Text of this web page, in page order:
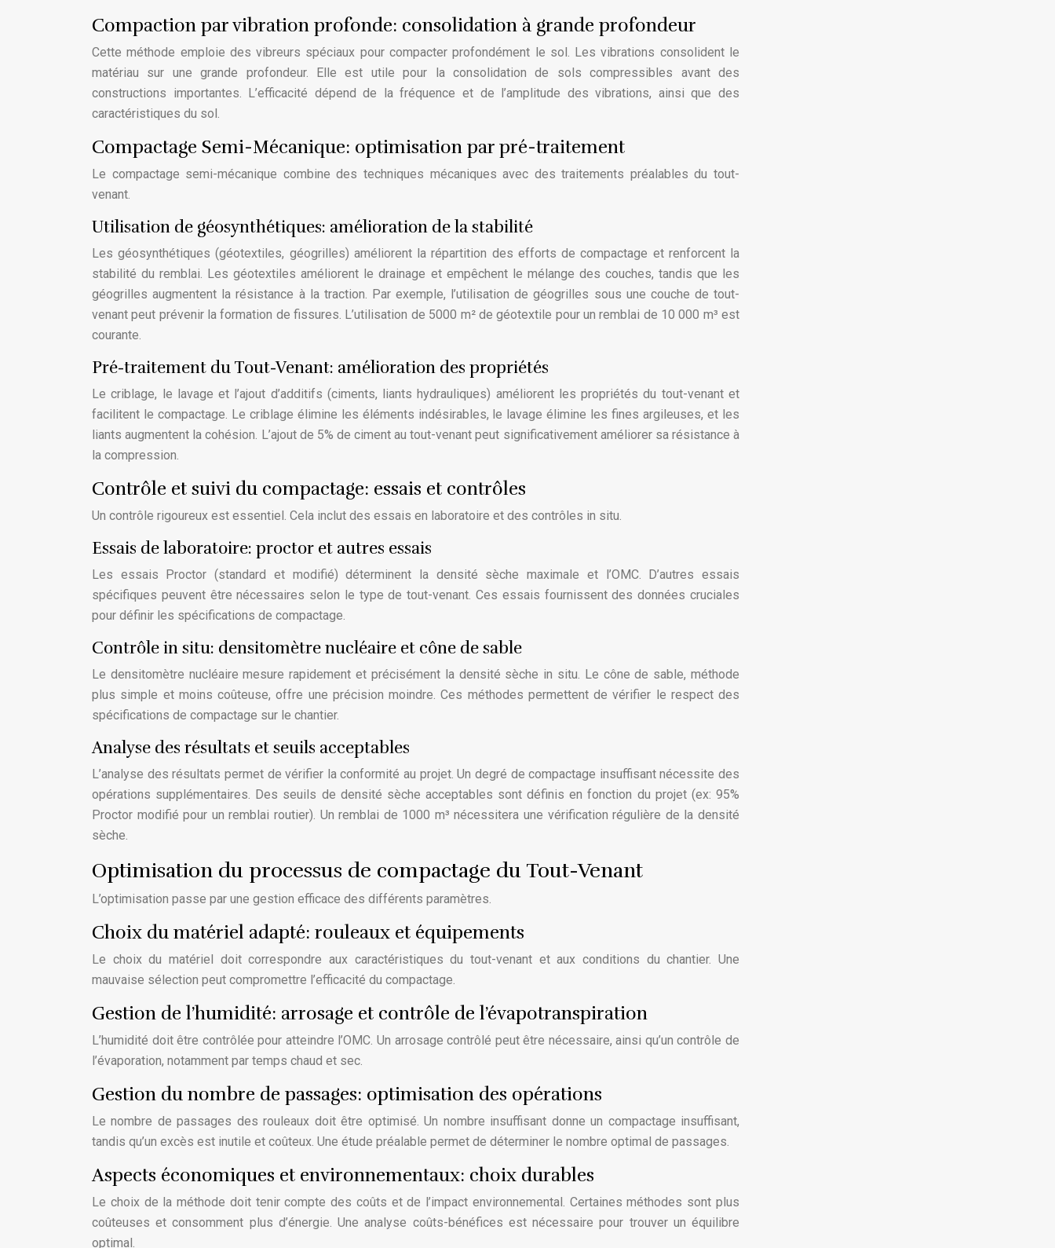
Compaction par vibration profonde: consolidation à grande profondeur
Cette méthode emploie des vibreurs spéciaux pour compacter profondément le sol. Les vibrations consolident le
matériau sur une grande profondeur. Elle est utile pour la consolidation de sols compressibles avant des
constructions importantes. L’efficacité dépend de la fréquence et de l’amplitude des vibrations, ainsi que des
caractéristiques du sol.
Compactage Semi-Mécanique: optimisation par pré-traitement
Le compactage semi-mécanique combine des techniques mécaniques avec des traitements préalables du tout-
venant.
Utilisation de géosynthétiques: amélioration de la stabilité
Les géosynthétiques (géotextiles, géogrilles) améliorent la répartition des efforts de compactage et renforcent la
stabilité du remblai. Les géotextiles améliorent le drainage et empêchent le mélange des couches, tandis que les
géogrilles augmentent la résistance à la traction. Par exemple, l’utilisation de géogrilles sous une couche de tout-
venant peut prévenir la formation de fissures. L’utilisation de 5000 m² de géotextile pour un remblai de 10 000 m³ est
courante.
Pré-traitement du Tout-Venant: amélioration des propriétés
Le criblage, le lavage et l’ajout d’additifs (ciments, liants hydrauliques) améliorent les propriétés du tout-venant et
facilitent le compactage. Le criblage élimine les éléments indésirables, le lavage élimine les fines argileuses, et les
liants augmentent la cohésion. L’ajout de 5% de ciment au tout-venant peut significativement améliorer sa résistance à
la compression.
Contrôle et suivi du compactage: essais et contrôles
Un contrôle rigoureux est essentiel. Cela inclut des essais en laboratoire et des contrôles in situ.
Essais de laboratoire: proctor et autres essais
Les essais Proctor (standard et modifié) déterminent la densité sèche maximale et l’OMC. D’autres essais
spécifiques peuvent être nécessaires selon le type de tout-venant. Ces essais fournissent des données cruciales
pour définir les spécifications de compactage.
Contrôle in situ: densitomètre nucléaire et cône de sable
Le densitomètre nucléaire mesure rapidement et précisément la densité sèche in situ. Le cône de sable, méthode
plus simple et moins coûteuse, offre une précision moindre. Ces méthodes permettent de vérifier le respect des
spécifications de compactage sur le chantier.
Analyse des résultats et seuils acceptables
L’analyse des résultats permet de vérifier la conformité au projet. Un degré de compactage insuffisant nécessite des
opérations supplémentaires. Des seuils de densité sèche acceptables sont définis en fonction du projet (ex: 95%
Proctor modifié pour un remblai routier). Un remblai de 1000 m³ nécessitera une vérification régulière de la densité
sèche.
Optimisation du processus de compactage du Tout-Venant
L’optimisation passe par une gestion efficace des différents paramètres.
Choix du matériel adapté: rouleaux et équipements
Le choix du matériel doit correspondre aux caractéristiques du tout-venant et aux conditions du chantier. Une
mauvaise sélection peut compromettre l’efficacité du compactage.
Gestion de l’humidité: arrosage et contrôle de l’évapotranspiration
L’humidité doit être contrôlée pour atteindre l’OMC. Un arrosage contrôlé peut être nécessaire, ainsi qu’un contrôle de
l’évaporation, notamment par temps chaud et sec.
Gestion du nombre de passages: optimisation des opérations
Le nombre de passages des rouleaux doit être optimisé. Un nombre insuffisant donne un compactage insuffisant,
tandis qu’un excès est inutile et coûteux. Une étude préalable permet de déterminer le nombre optimal de passages.
Aspects économiques et environnementaux: choix durables
Le choix de la méthode doit tenir compte des coûts et de l’impact environnemental. Certaines méthodes sont plus
coûteuses et consomment plus d’énergie. Une analyse coûts-bénéfices est nécessaire pour trouver un équilibre
optimal.